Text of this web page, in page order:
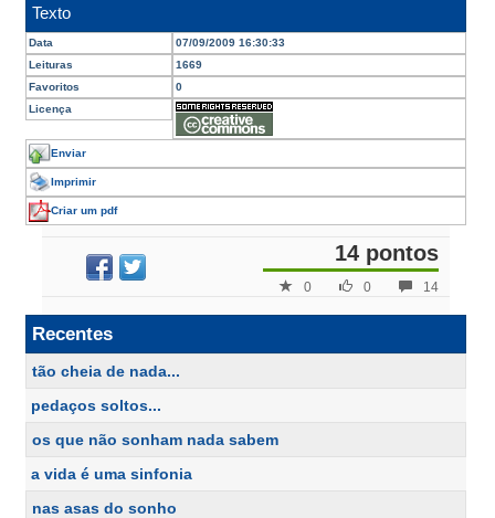
Texto
Data
07/09/2009 16:30:33
Leituras
1669
Favoritos
0
Licença
Enviar
Imprimir
Criar um pdf
14 pontos
14
0
0
Recentes
tão cheia de nada...
pedaços soltos...
os que não sonham nada sabem
a vida é uma sinfonia
nas asas do sonho